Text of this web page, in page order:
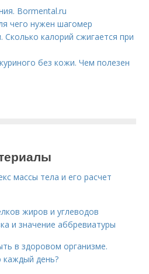
Bormental.ru
чего нужен шагомер
Сколько калорий сжигается при
без кожи. Чем полезен
массы тела и его расчет
жиров и углеводов
и значение аббревиатуры
в здоровом организме.
день?